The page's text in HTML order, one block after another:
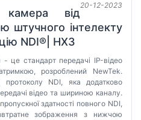
20-12-2023
камера від
штучного інтелекту
NDI®| HX3
це стандарт передачі IP-відео
розроблений NewTek.
NDI, яка додатково
відео та шириною каналу.
здатності повного NDI,
зображення з нижчою